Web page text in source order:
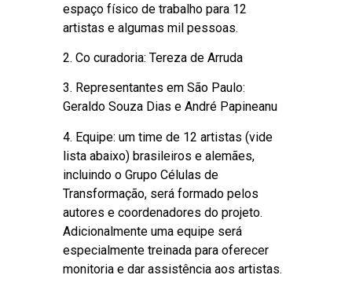
espaço físico de trabalho para 12
artistas e algumas mil pessoas.
2. Co curadoria: Tereza de Arruda
3. Representantes em São Paulo:
Geraldo Souza Dias e André Papineanu
4. Equipe: um time de 12 artistas (vide
lista abaixo) brasileiros e alemães,
incluindo o Grupo Células de
Transformação, será formado pelos
autores e coordenadores do projeto.
Adicionalmente uma equipe será
especialmente treinada para oferecer
monitoria e dar assistência aos artistas.